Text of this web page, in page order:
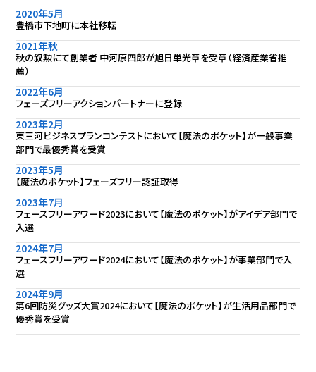
2020年5月
豊橋市下地町に本社移転
2021年秋
秋の叙勲にて創業者 中河原四郎が旭日単光章を受章（経済産業省推
薦）
2022年6月
フェーズフリーアクションパートナーに登録
2023年2月
東三河ビジネスプランコンテストにおいて【魔法のポケット】が一般事業
部門で最優秀賞を受賞
2023年5月
【魔法のポケット】フェーズフリー認証取得
2023年7月
フェースフリーアワード2023において【魔法のポケット】がアイデア部門で
入選
2024年7月
フェースフリーアワード2024において【魔法のポケット】が事業部門で入
選
2024年9月
第6回防災グッズ大賞2024において【魔法のポケット】が生活用品部門で
優秀賞を受賞